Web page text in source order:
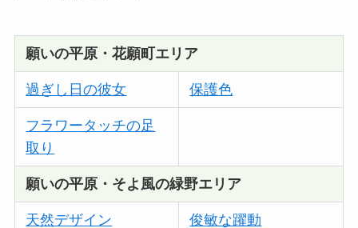
願いの平原・花願町エリア
過ぎし日の彼女 保護色
フラワータッチの足
取り
願いの平原・そよ風の緑野エリア
天然デザイン 俊敏な躍動